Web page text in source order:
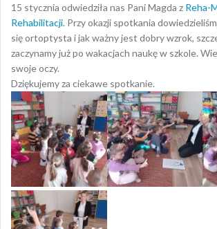
15 stycznia odwiedziła nas Pani Magda z Reha-
Rehabilitacji. Przy okazji spotkania
się ortoptysta i jak ważny jest dobry wzrok,
zaczynamy już po wakacjach naukę w szkole.
swoje oczy.
Dziękujemy za ciekawe spotkanie.